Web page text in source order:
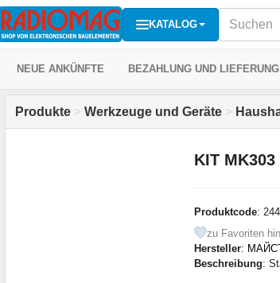
KATALOG
NEUE ANKÜNFTE BEZAHLUNG UND LIEFERUNG
Produkte > Werkzeuge und Geräte >
KIT
Produktcode:
zu Favoriten
Hersteller:
Beschreibung: